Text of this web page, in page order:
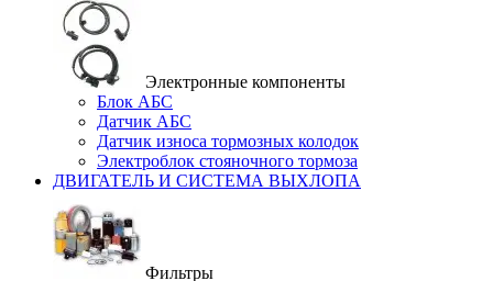
Электронные компоненты
Блок АБС
Датчик АБС
Датчик износа тормозных колодок
Электроблок стояночного тормоза
ДВИГАТЕЛЬ И СИСТЕМА ВЫХЛОПА
Фильтры